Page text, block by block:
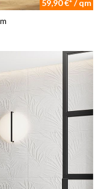
59,90 €* / qm